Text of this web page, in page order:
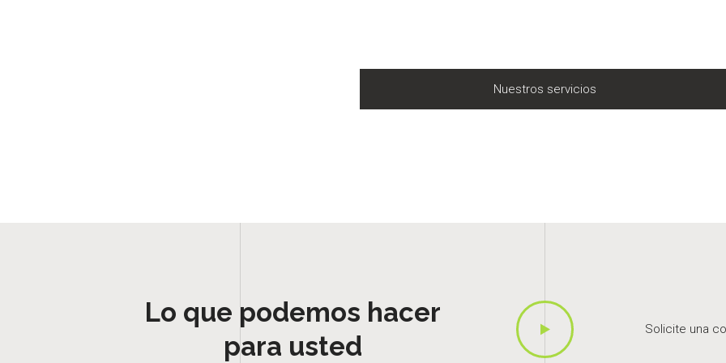
Nuestros servicios
Lo que podemos hacer
para usted
Solicite una